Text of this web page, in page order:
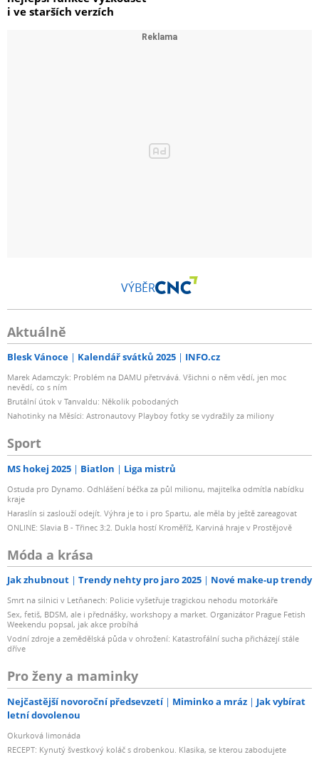
i ve starších verzích
VÝBĚR
Aktuálně
Blesk Vánoce Kalendář svátků 2025 INFO.cz
Marek Adamczyk: Problém na DAMU přetrvává. Všichni o něm vědí, jen moc
nevědí, co s ním
Brutální útok v Tanvaldu: Několik pobodaných
Nahotinky na Měsíci: Astronautovy Playboy fotky se vydražily za miliony
Sport
MS hokej 2025 Biatlon Liga mistrů
Ostuda pro Dynamo. Odhlášení béčka za půl milionu, majitelka odmítla nabídku
kraje
Haraslín si zaslouží odejít. Výhra je to i pro Spartu, ale měla by ještě zareagovat
ONLINE: Slavia B - Třinec 3:2. Dukla hostí Kroměříž, Karviná hraje v Prostějově
Móda a krása
Jak zhubnout Trendy nehty pro jaro 2025 Nové make-up trendy
Smrt na silnici v Letňanech: Policie vyšetřuje tragickou nehodu motorkáře
Sex, fetiš, BDSM, ale i přednášky, workshopy a market. Organizátor Prague Fetish
Weekendu popsal, jak akce probíhá
Vodní zdroje a zemědělská půda v ohrožení: Katastrofální sucha přicházejí stále
dříve
Pro ženy a maminky
Nejčastější novoroční předsevzetí Miminko a mráz
Jak vybírat
letní dovolenou
Okurková limonáda
RECEPT: Kynutý švestkový koláč s drobenkou. Klasika, se kterou zabodujete